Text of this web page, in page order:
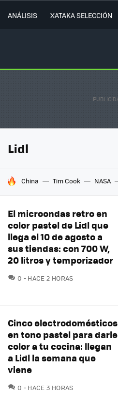
ANÁLISIS XATAKA SELECCIÓN
Lidl
HOY SE HABLA DE
China Tim Cook NASA
El microondas retro en
color pastel de Lidl que
llega el 10 de agosto a
sus tiendas: con 700 W,
20 litros y temporizador
0 COMENTARIOS
HACE 2 HORAS
Cinco electrodomésticos
en tono pastel para darle
color a tu cocina: llegan
a Lidl la semana que
viene
0 COMENTARIOS
HACE 3 HORAS